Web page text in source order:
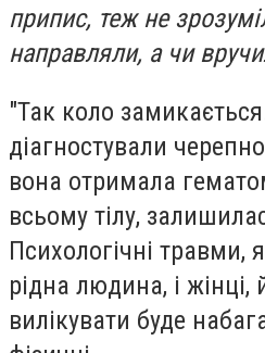
припис, теж не
направляли, а чи
"Так коло
діагностували
вона отримала
всьому тілу,
Психологічні травми,
рідна людина, і жінці,
вилікувати буде